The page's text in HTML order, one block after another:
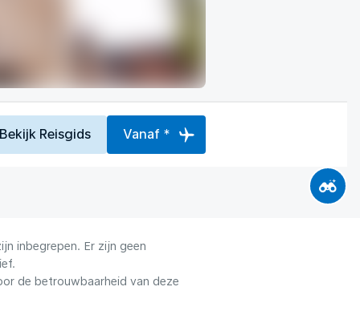
Bekijk Reisgids Vanaf *
inbegrepen. Er zijn geen
de betrouwbaarheid van deze